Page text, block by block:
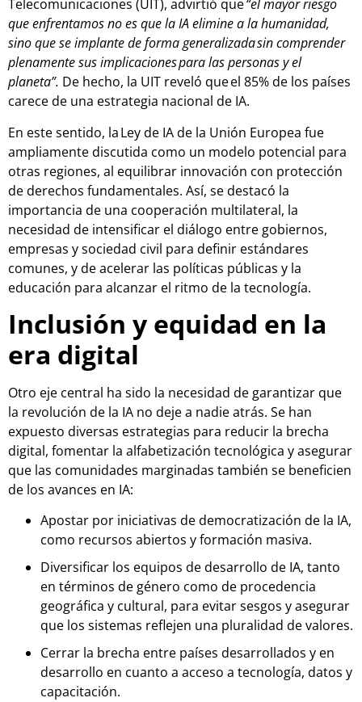
Telecomunicaciones (UIT), advirtió que“el mayor riesgo
que enfrentamos no es que la IA elimine a la humanidad,
sino que se implante de forma generalizada sin comprender
plenamente sus implicaciones para las personas y el
planeta”. De hecho, la UIT reveló que el 85% de los países
carece de una estrategia nacional de IA.
En este sentido, la Ley de IA de la Unión Europea fue
ampliamente discutida como un modelo potencial para
otras regiones, al equilibrar innovación con protección
de derechos fundamentales. Así, se destacó la
importancia de una cooperación multilateral, la
necesidad de intensificar el diálogo entre gobiernos,
empresas y sociedad civil para definir estándares
comunes, y de acelerar las políticas públicas y la
educación para alcanzar el ritmo de la tecnología.
Inclusión y equidad en la
era digital
Otro eje central ha sido la necesidad de garantizar que
la revolución de la IA no deje a nadie atrás. Se han
expuesto diversas estrategias para reducir la brecha
digital, fomentar la alfabetización tecnológica y asegurar
que las comunidades marginadas también se beneficien
de los avances en IA:
Apostar por iniciativas de democratización de la IA,
como recursos abiertos y formación masiva.
Diversificar los equipos de desarrollo de IA, tanto
en términos de género como de procedencia
geográfica y cultural, para evitar sesgos y asegurar
que los sistemas reflejen una pluralidad de valores.
Cerrar la brecha entre países desarrollados y en
desarrollo en cuanto a acceso a tecnología, datos y
capacitación.